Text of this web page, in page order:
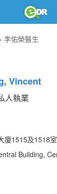
李佑榮醫生
Vincent
人執業
廈1515及1518室
Building,